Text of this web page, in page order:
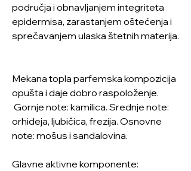
područja i obnavljanjem integriteta
epidermisa, zarastanjem oštećenja i
sprečavanjem ulaska štetnih materija.
Mekana topla parfemska kompozicija
opušta i daje dobro raspoloženje.
Gornje note: kamilica. Srednje note:
orhideja, ljubičica, frezija. Osnovne
note: mošus i sandalovina.
Glavne aktivne komponente: